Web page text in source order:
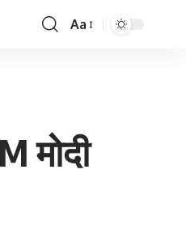
Font
Aa
मोदी